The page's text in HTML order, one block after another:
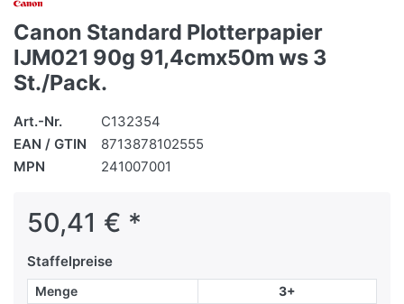
Canon Standard Plotterpapier
IJM021 90g 91,4cmx50m ws 3
St./Pack.
Art.-Nr.
C132354
EAN / GTIN
8713878102555
MPN
241007001
50,41 € *
Staffelpreise
Menge
3+